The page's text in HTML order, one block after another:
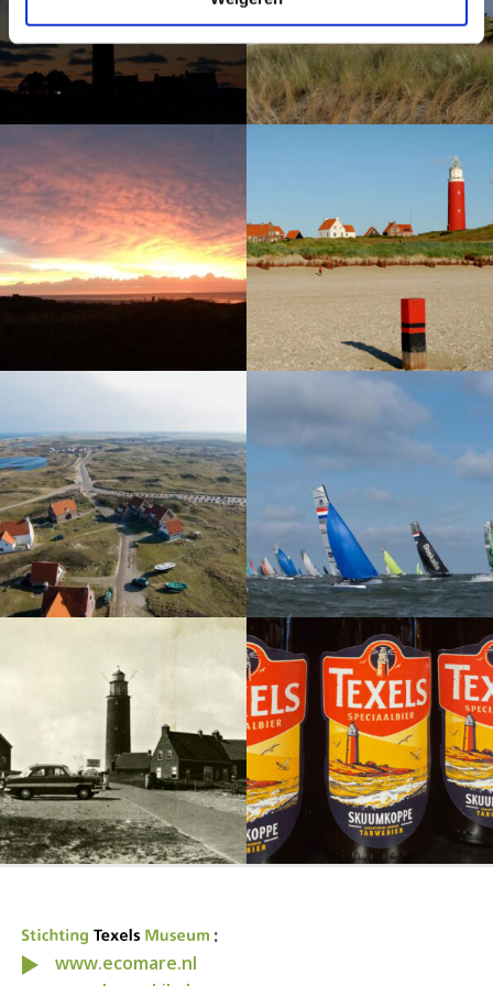
:
www.ecomare.nl